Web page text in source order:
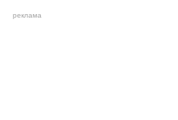
реклама